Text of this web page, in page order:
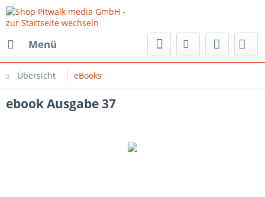
Menü
Übersicht eBooks
ebook Ausgabe 37